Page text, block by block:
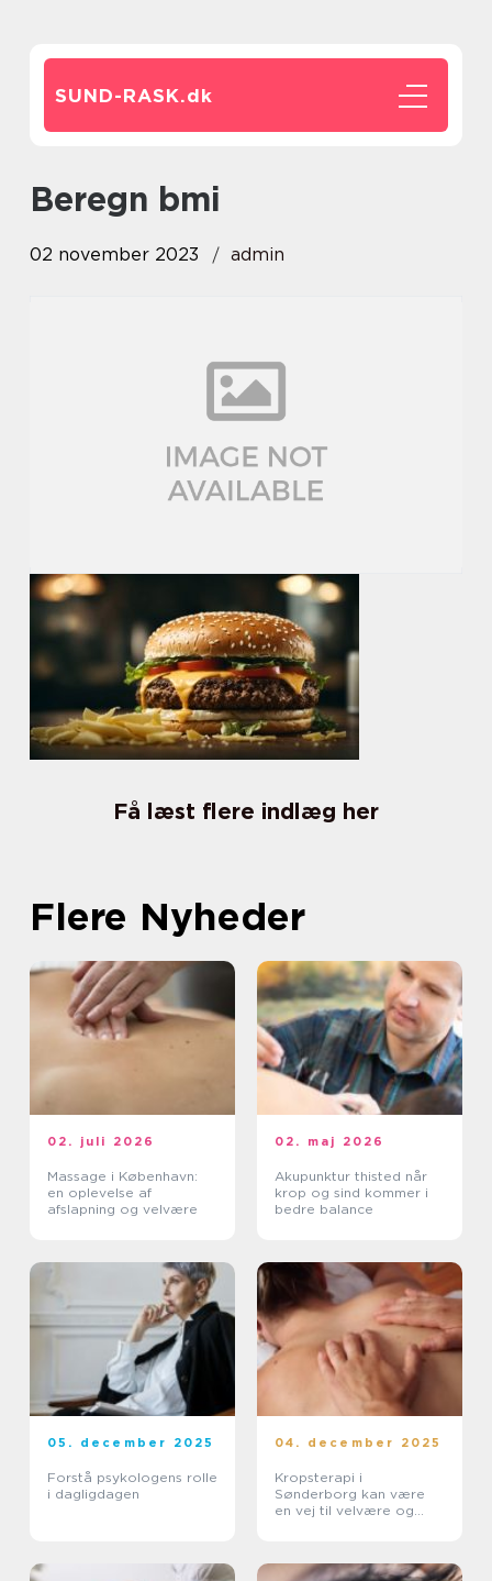
SUND-RASK.dk
beregn bmi
02 november 2023 admin
Få læst flere indlæg her
Flere Nyheder
02. juli 2026
Massage i København:
en oplevelse af
afslapning og velvære
02. maj 2026
Akupunktur thisted når
krop og sind kommer i
bedre balance
05. december 2025
Forstå psykologens rolle
i dagligdagen
04. december 2025
Kropsterapi i
Sønderborg kan være
en vej til velvære og